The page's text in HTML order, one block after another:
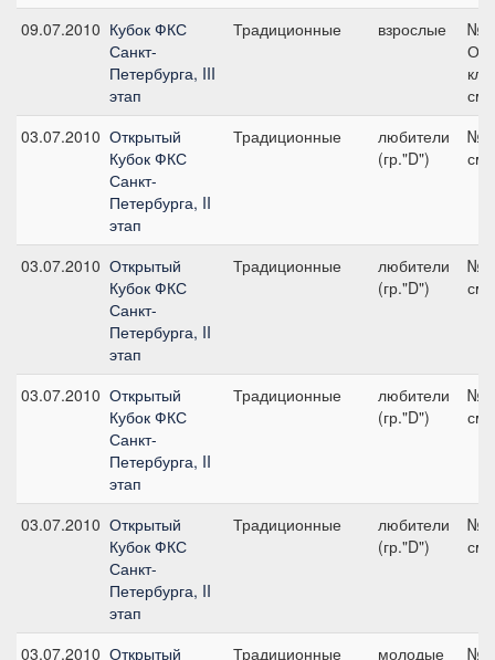
09.07.2010 Кубок ФКС
Санкт-
Петербурга, III
этап
Традиционные взрослые
№ 2
см
03.07.2010 Открытый
Кубок ФКС
Санкт-
Петербурга, II
этап
Традиционные
любители
(гр."D")
№
см
03.07.2010 Открытый
Кубок ФКС
Санкт-
Петербурга, II
этап
Традиционные
любители
(гр."D")
№
см
03.07.2010 Открытый
Кубок ФКС
Санкт-
Петербурга, II
этап
Традиционные
любители
(гр."D")
№
см
03.07.2010 Открытый
Кубок ФКС
Санкт-
Петербурга, II
этап
Традиционные
любители
(гр."D")
№
см
03.07.2010 Открытый
Традиционные
молодые
№ 4